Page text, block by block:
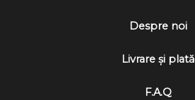
Despre noi
Livrare și plată
F.A.Q